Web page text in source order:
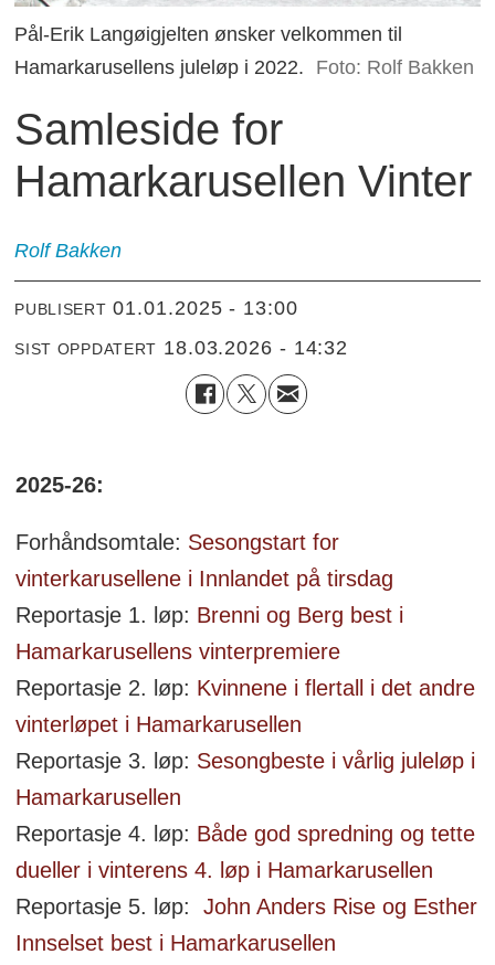
Pål-Erik Langøigjelten ønsker velkommen til
Hamarkarusellens juleløp i 2022.
Foto: Rolf Bakken
Samleside for
Hamarkarusellen Vinter
Rolf Bakken
PUBLISERT 01.01.2025 - 13:00
SIST OPPDATERT 18.03.2026 - 14:32
2025-26:
Forhåndsomtale: Sesongstart for
vinterkarusellene i Innlandet på tirsdag
Reportasje 1. løp: Brenni og Berg best i
Hamarkarusellens vinterpremiere
Reportasje 2. løp: Kvinnene i flertall i det andre
vinterløpet i Hamarkarusellen
Reportasje 3. løp: Sesongbeste i vårlig juleløp i
Hamarkarusellen
Reportasje 4. løp: Både god spredning og tette
dueller i vinterens 4. løp i Hamarkarusellen
Reportasje 5. løp: John Anders Rise og Esther
Innselset best i Hamarkarusellen